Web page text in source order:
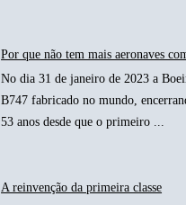
Por que não tem mais aeronaves
No dia 31 de janeiro de 2023 a
B747 fabricado no mundo,
53 anos desde que o primeiro ...
A reinvenção da primeira classe